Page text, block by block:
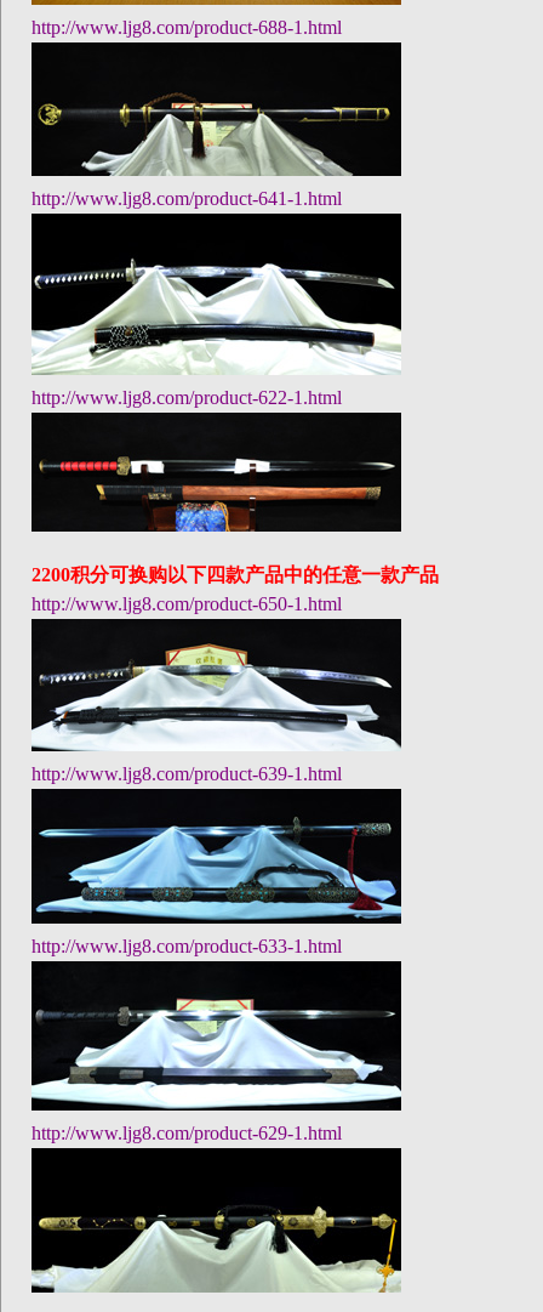
http://www.ljg8.com/product-688-1.html
http://www.ljg8.com/product-641-1.html
http://www.ljg8.com/product-622-1.html
2200积分可换购以下四款产品中的任意一款产品
http://www.ljg8.com/product-650-1.html
http://www.ljg8.com/product-639-1.html
http://www.ljg8.com/product-633-1.html
http://www.ljg8.com/product-629-1.html